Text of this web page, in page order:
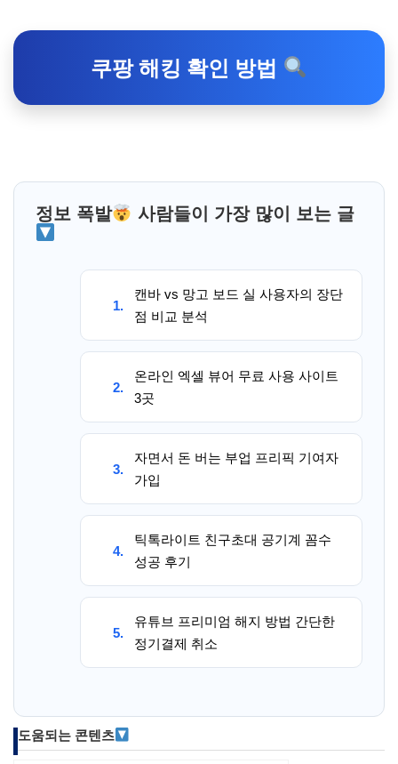
쿠팡 해킹 확인 방법
정보 폭발 사람들이 가장 많이 보는 글
1.
캔바 vs 망고 보드 실 사용자의 장단
점 비교 분석
2.
온라인 엑셀 뷰어 무료 사용 사이트
3곳
3.
자면서 돈 버는 부업 프리픽 기여자
가입
4.
틱톡라이트 친구초대 공기계 꼼수
성공 후기
5.
유튜브 프리미엄 해지 방법 간단한
정기결제 취소
도움되는 콘텐츠